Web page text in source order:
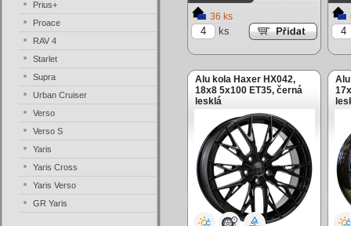
36 ks
ks
Alu kola Haxer HX042,
18x8 5x100 ET35, černá
lesklá
Prius+
Proace
RAV 4
Starlet
Supra
Urban Cruiser
Verso
Verso S
Yaris
Yaris Cross
Yaris Verso
GR Yaris